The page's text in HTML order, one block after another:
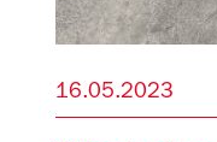
16.05.2023